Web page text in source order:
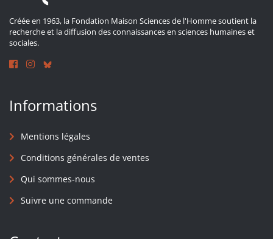
Créée en 1963, la Fondation Maison Sciences de l'Homme soutient la
recherche et la diffusion des connaissances en sciences humaines et
sociales.
Informations
Mentions légales
Conditions générales de ventes
Qui sommes-nous
Suivre une commande